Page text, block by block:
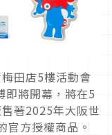
田店5樓活動會
即將開幕，將在5
著2025年大阪世
官方授權商品。